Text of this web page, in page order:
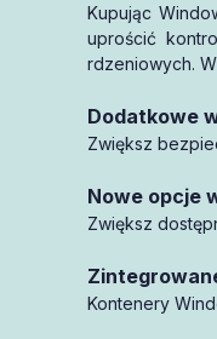
Kupując
uprościć
rdzeniowych.
Dodatkowe
Zwiększ
Nowe opcje
Zwiększ
Kontenery